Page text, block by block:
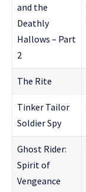
and the
Deathly
Hallows – Part
2
The Rite
Tinker Tailor
Soldier Spy
Ghost Rider:
Spirit of
Vengeance